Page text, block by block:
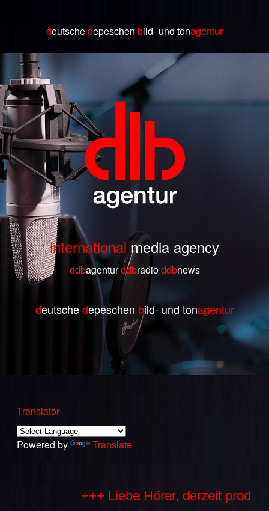
deutschedepeschen bild- und tonagentur
internationalmedia agency
ddbagenturddbradioddbnews
deutschedepeschen bild- und tonagentur
Translator
Powered by Translate
+++ Liebe Hörer, derzeit